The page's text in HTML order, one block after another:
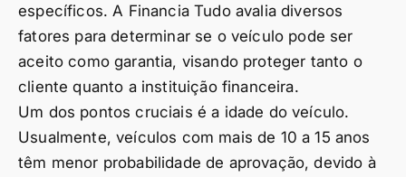
específicos. A Financia Tudo avalia diversos
fatores para determinar se o veículo pode ser
aceito como garantia, visando proteger tanto o
cliente quanto a instituição financeira.
Um dos pontos cruciais é a idade do veículo.
Usualmente, veículos com mais de 10 a 15 anos
têm menor probabilidade de aprovação, devido à